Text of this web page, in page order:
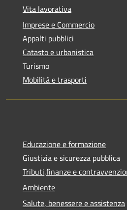
Vita lavorativa
Imprese e Commercio
Appalti pubblici
Catasto e urbanistica
Turismo
Mobilità e trasporti
Educazione e formazione
Giustizia e sicurezza pubblica
Tributi,finanze e
Ambiente
Salute, benessere e assistenza